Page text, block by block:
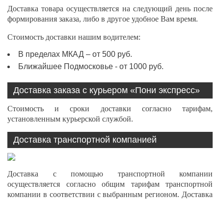
Доставка товара осуществляется на следующий день после
формирования заказа, либо в другое удобное Вам время.
Стоимость доставки нашим водителем:
В пределах МКАД – от 500 руб.
Ближайшее Подмосковье - от 1000 руб.
Доставка заказа с курьером «Пони экспресс»
Стоимость и сроки доставки согласно тарифам,
установленным курьерской службой.
Доставка транспортной компанией
Доставка с помощью транспортной компании
осуществляется согласно общим тарифам транспортной
компании в соответствии с выбранным регионом. Доставка